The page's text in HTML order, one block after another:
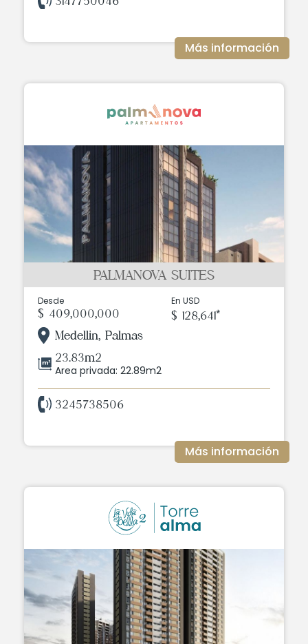
Más información
PALMANOVA SUITES
Desde
$ 409,000,000
En USD
$ 128,641*
Medellin, Palmas
23.83m2
Area privada: 22.89m2
3245738506
Más información